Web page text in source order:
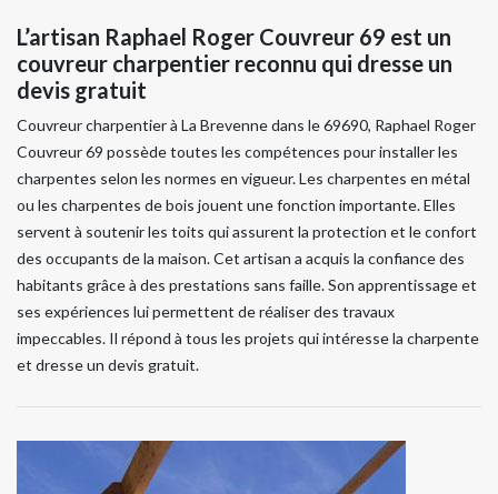
L’artisan Raphael Roger Couvreur 69 est un
couvreur charpentier reconnu qui dresse un
devis gratuit
Couvreur charpentier à La Brevenne dans le 69690, Raphael Roger
Couvreur 69 possède toutes les compétences pour installer les
charpentes selon les normes en vigueur. Les charpentes en métal
ou les charpentes de bois jouent une fonction importante. Elles
servent à soutenir les toits qui assurent la protection et le confort
des occupants de la maison. Cet artisan a acquis la confiance des
habitants grâce à des prestations sans faille. Son apprentissage et
ses expériences lui permettent de réaliser des travaux
impeccables. Il répond à tous les projets qui intéresse la charpente
et dresse un devis gratuit.